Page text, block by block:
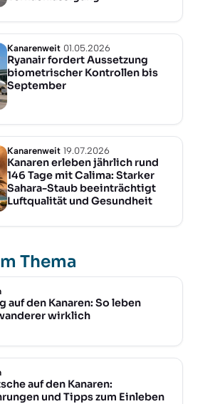
Kanarenweit 01.05.2026
Ryanair fordert Aussetzung
biometrischer Kontrollen bis
September
Kanarenweit 19.07.2026
Kanaren erleben jährlich rund
146 Tage mit Calima: Starker
Sahara-Staub beeinträchtigt
Luftqualität und Gesundheit
Thema
auf den Kanaren: So leben
wirklich
auf den Kanaren:
und Tipps zum Einleben